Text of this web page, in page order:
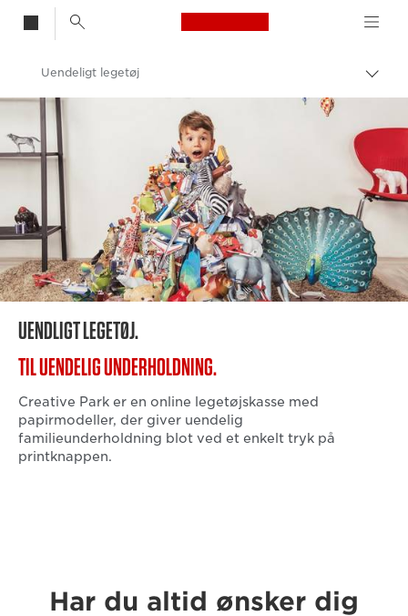
Canon Logo, back
Skift
Canon
Uendeligt legetøj
UENDLIGT LEGETØJ.
TIL UENDELIG UNDERHOLDNING.
Creative Park er en online legetøjskasse med
papirmodeller, der giver uendelig
familieunderholdning blot ved et enkelt tryk på
printknappen.
Har du altid ønsker dig